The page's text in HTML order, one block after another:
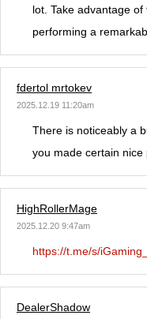
lot. Take advantage
performing a
fdertol mrtokev
2025.12.19 11:20am
There is noticeably a
you made certain nice
HighRollerMage
2025.12.20 9:47am
https://t.me/s/
DealerShadow